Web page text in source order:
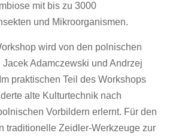
mit bis zu 3000
und Mikroorganismen.
wird von den polnischen
Adamczewski und Andrzej
praktischen Teil des Workshops
alte Kulturtechnik nach
Vorbildern erlernt. Für den
traditionelle Zeidler-Werkzeuge zur